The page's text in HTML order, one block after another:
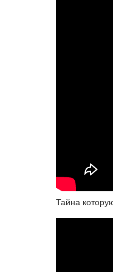
Тайна